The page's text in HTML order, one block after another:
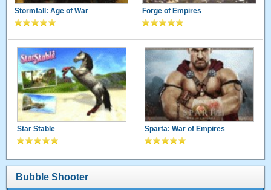
Stormfall: Age of War Forge of Empires
Star Stable Sparta: War of Empires
Bubble Shooter